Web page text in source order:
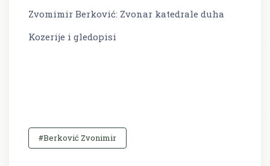
Zvomimir Berković: Zvonar katedrale duha
Kozerije i gledopisi
#Berković Zvonimir